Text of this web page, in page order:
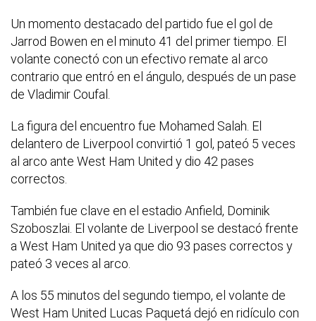
Un momento destacado del partido fue el gol de
Jarrod Bowen en el minuto 41 del primer tiempo. El
volante conectó con un efectivo remate al arco
contrario que entró en el ángulo, después de un pase
de Vladimir Coufal.
La figura del encuentro fue Mohamed Salah. El
delantero de Liverpool convirtió 1 gol, pateó 5 veces
al arco ante West Ham United y dio 42 pases
correctos.
También fue clave en el estadio Anfield, Dominik
Szoboszlai. El volante de Liverpool se destacó frente
a West Ham United ya que dio 93 pases correctos y
pateó 3 veces al arco.
A los 55 minutos del segundo tiempo, el volante de
West Ham United Lucas Paquetá dejó en ridículo con